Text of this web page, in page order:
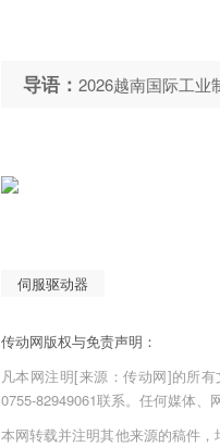
导语： 2026越南国际工业
伺服驱动器
传动网版权与免责声明：
凡本网注明[来源：传动网]的所
0755-82949061联系。任何媒体、
本网转载并注明其他来源的稿件